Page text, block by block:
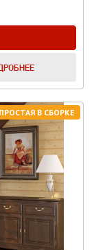
ПРОСТАЯ В СБОРКЕ